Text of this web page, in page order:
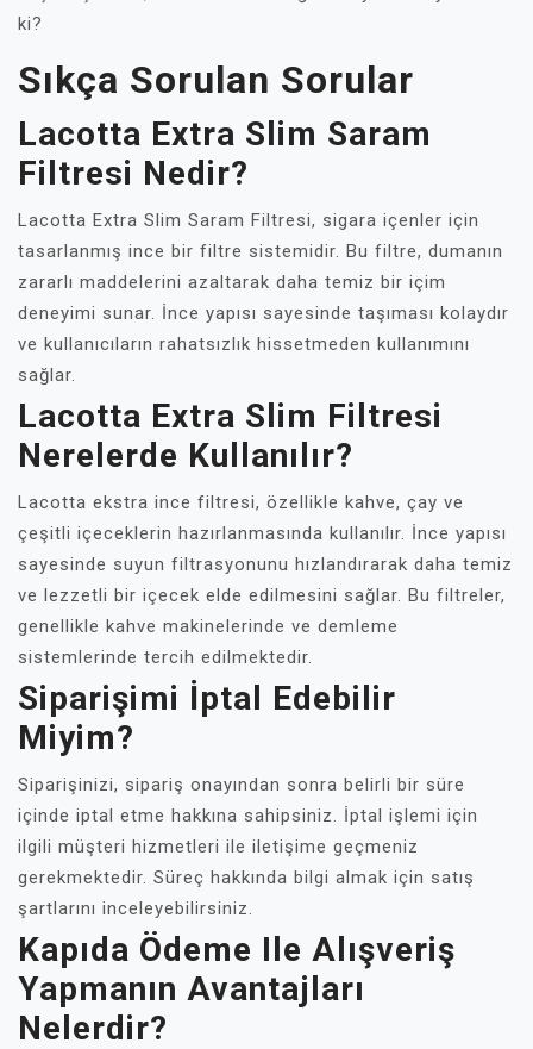
ki?
Sıkça Sorulan Sorular
Lacotta Extra Slim Saram
Filtresi Nedir?
Lacotta Extra Slim Saram Filtresi, sigara içenler için
tasarlanmış ince bir filtre sistemidir. Bu filtre, dumanın
zararlı maddelerini azaltarak daha temiz bir içim
deneyimi sunar. İnce yapısı sayesinde taşıması kolaydır
ve kullanıcıların rahatsızlık hissetmeden kullanımını
sağlar.
Lacotta Extra Slim Filtresi
Nerelerde Kullanılır?
Lacotta ekstra ince filtresi, özellikle kahve, çay ve
çeşitli içeceklerin hazırlanmasında kullanılır. İnce yapısı
sayesinde suyun filtrasyonunu hızlandırarak daha temiz
ve lezzetli bir içecek elde edilmesini sağlar. Bu filtreler,
genellikle kahve makinelerinde ve demleme
sistemlerinde tercih edilmektedir.
Siparişimi İptal Edebilir
Miyim?
Siparişinizi, sipariş onayından sonra belirli bir süre
içinde iptal etme hakkına sahipsiniz. İptal işlemi için
ilgili müşteri hizmetleri ile iletişime geçmeniz
gerekmektedir. Süreç hakkında bilgi almak için satış
şartlarını inceleyebilirsiniz.
Kapıda Ödeme Ile Alışveriş
Yapmanın Avantajları
Nelerdir?